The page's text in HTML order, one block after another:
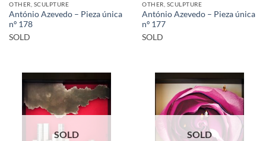
OTHER, SCULPTURE
António Azevedo – Pieza única
nº 178
SOLD
OTHER, SCULPTURE
António Azevedo – Pieza única
nº 177
SOLD
SOLD SOLD